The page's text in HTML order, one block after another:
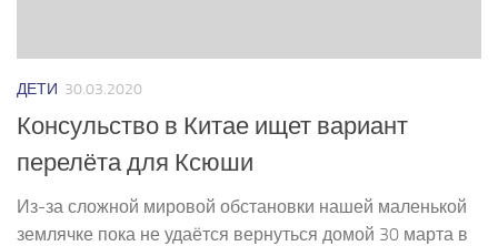
ДЕТИ 30.03.2020
Консульство в Китае ищет вариант
перелёта для Ксюши
Из-за сложной мировой обстановки нашей маленькой
землячке пока не удаётся вернуться домой 30 марта в